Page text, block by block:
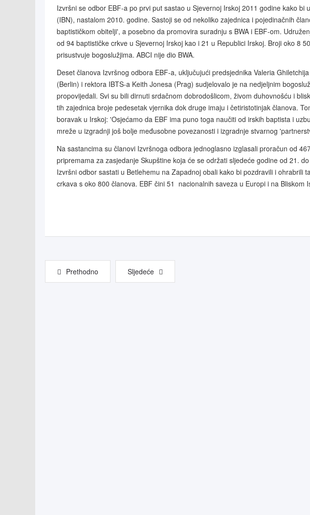
Izvršni se odbor EBF-a po prvi put sastao u Sjevernoj Irskoj 2011 godine kako bi
(IBN), nastalom 2010. godine. Sastoji se od nekoliko zajednica i pojedinačnih
baptističkom obitelji', a posebno da promovira suradnju s BWA i EBF-om.
od 94 baptističke crkve u Sjevernoj Irskoj kao i 21 u Republici Irskoj. Broji oko 8
prisustvuje bogoslužjima. ABCI nije dio BWA.
Deset članova Izvršnog odbora EBF-a, uključujući predsjednika Valeria
(Berlin) i rektora IBTS-a Keith Jonesa (Prag) sudjelovalo je na nedjeljnim
propovijedali. Svi su bili dirnuti srdačnom dobrodošlicom, živom duhovnošću i
tih zajednica broje pedesetak vjernika dok druge imaju i četiristotinjak članova.
boravak u Irskoj: 'Osjećamo da EBF ima puno toga naučiti od irskih baptista i
mreže u izgradnji još bolje međusobne povezanosti i izgradnje stvarnog
Na sastancima su članovi Izvršnoga odbora jednoglasno izglasali proračun od
pripremama za zasjedanje Skupštine koja će se održati sljedeće godine od 21.
Izvršni odbor sastati u Betlehemu na Zapadnoj obali kako bi pozdravili i ohrabrili
crkava s oko 800 članova. EBF čini 51 nacionalnih saveza u Europi i na Bliskom
Prethodno Sljedeće